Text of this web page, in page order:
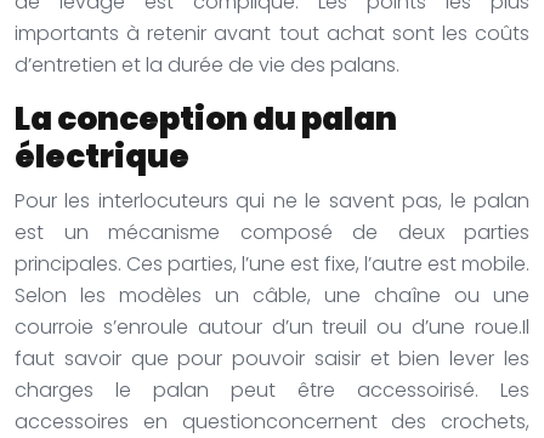
importants à retenir avant tout achat sont les coûts
d’entretien et la durée de vie des palans.
La conception du palan
électrique
Pour les interlocuteurs qui ne le savent pas, le palan
est un mécanisme composé de deux parties
principales. Ces parties, l’une est fixe, l’autre est mobile.
Selon les modèles un câble, une chaîne ou une
courroie s’enroule autour d’un treuil ou d’une roue.Il
faut savoir que pour pouvoir saisir et bien lever les
charges le palan peut être accessoirisé. Les
accessoires en questionconcernent des crochets,